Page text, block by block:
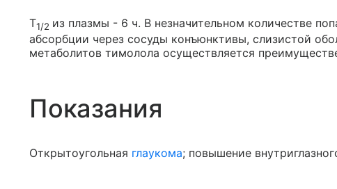
T1/2 из плазмы - 6 ч. В незначительном количестве
абсорбции через сосуды конъюнктивы, слизистой
метаболитов тимолола осуществляется
Показания
Открытоугольная глаукома; повышение